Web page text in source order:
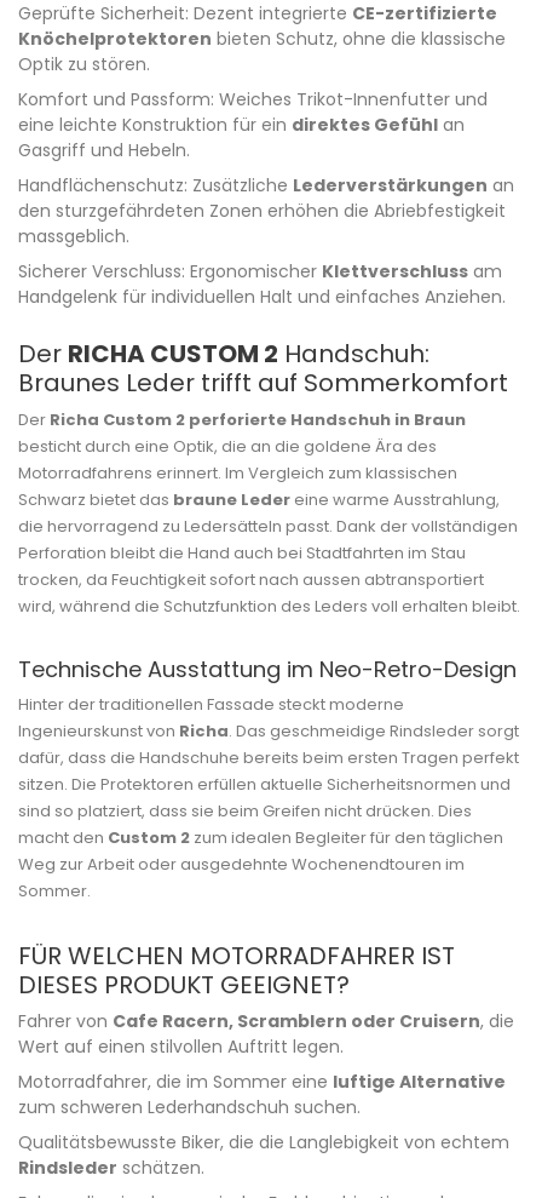
Geprüfte Sicherheit: Dezent integrierte CE-zertifizierte
Knöchelprotektoren bieten Schutz, ohne die klassische
Optik zu stören.
Komfort und Passform: Weiches Trikot-Innenfutter und
eine leichte Konstruktion für ein direktes Gefühl an
Gasgriff und Hebeln.
Handflächenschutz: Zusätzliche Lederverstärkungen an
den sturzgefährdeten Zonen erhöhen die Abriebfestigkeit
massgeblich.
Sicherer Verschluss: Ergonomischer Klettverschluss am
Handgelenk für individuellen Halt und einfaches Anziehen.
Der RICHA CUSTOM 2 Handschuh:
Braunes Leder trifft auf Sommerkomfort
Der Richa Custom 2 perforierte Handschuh in Braun
besticht durch eine Optik, die an die goldene Ära des
Motorradfahrens erinnert. Im Vergleich zum klassischen
Schwarz bietet das braune Leder eine warme Ausstrahlung,
die hervorragend zu Ledersätteln passt. Dank der vollständigen
Perforation bleibt die Hand auch bei Stadtfahrten im Stau
trocken, da Feuchtigkeit sofort nach aussen abtransportiert
wird, während die Schutzfunktion des Leders voll erhalten bleibt.
Technische Ausstattung im Neo-Retro-Design
Hinter der traditionellen Fassade steckt moderne
Ingenieurskunst von Richa. Das geschmeidige Rindsleder sorgt
dafür, dass die Handschuhe bereits beim ersten Tragen perfekt
sitzen. Die Protektoren erfüllen aktuelle Sicherheitsnormen und
sind so platziert, dass sie beim Greifen nicht drücken. Dies
macht den Custom 2 zum idealen Begleiter für den täglichen
Weg zur Arbeit oder ausgedehnte Wochenendtouren im
Sommer.
FÜR WELCHEN MOTORRADFAHRER IST
DIESES PRODUKT GEEIGNET?
Fahrer von Cafe Racern, Scramblern oder Cruisern, die
Wert auf einen stilvollen Auftritt legen.
Motorradfahrer, die im Sommer eine luftige Alternative
zum schweren Lederhandschuh suchen.
Qualitätsbewusste Biker, die die Langlebigkeit von echtem
Rindsleder schätzen.